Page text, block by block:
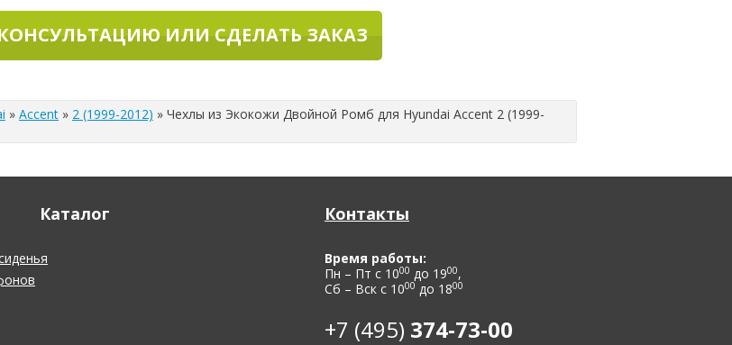
ИЛИ СДЕЛАТЬ ЗАКАЗ
» Accent » 2 (1999-2012) » Чехлы из Экокожи Двойной Ромб для Hyundai Accent 2 (1999-
Каталог Контакты
Время работы:
Пн – Пт с 1000 до 1900,
Сб – Вск с 1000 до 1800
+7 (495) 374-73-00